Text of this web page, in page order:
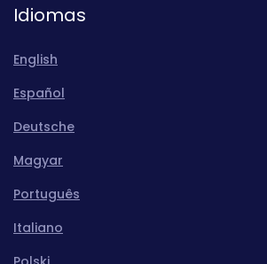
Idiomas
English
Español
Deutsche
Magyar
Português
Italiano